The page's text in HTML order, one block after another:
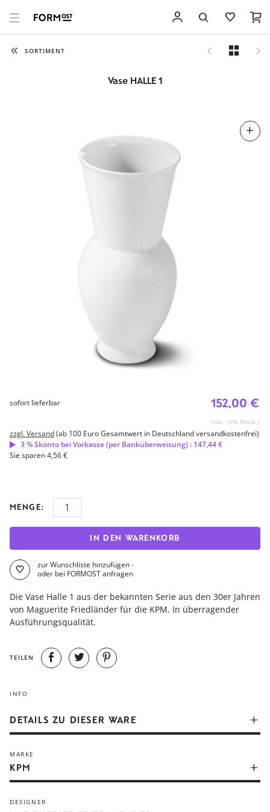
SORTIMENT
Vase HALLE 1
152,00 €
(inkl. 19% MwSt.)
sofort lieferbar
zzgl. Versand(ab 100 Euro Gesamtwert in Deutschland versandkostenfrei)
3 % Skonto bei Vorkasse (per Banküberweisung) : 147,44 €
Sie sparen 4,56 €
MENGE:
IN DEN WARENKORB
zur Wunschliste hinzufügen -
oder bei FORMOST anfragen
Die Vase Halle 1 aus der bekannten Serie aus den 30er Jahren
von Maguerite Friedländer für die KPM. In überragender
Ausführungsqualität.
TEILEN
INFO
DETAILS ZU DIESER WARE
zweitkleinste aus einer Serie von insgesamt sieben Modellen.
Aus den Grundformen Ellipse und Kegel schuf die Bauhaus-
sieben perfekt proportionierte Vasen von beispielloser
MARKE
KPM
DESIGNER